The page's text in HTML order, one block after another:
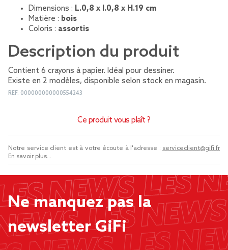
Dimensions : L.0,8 x l.0,8 x H.19 cm
Matière : bois
Coloris : assortis
Description du produit
Contient 6 crayons à papier. Idéal pour dessiner.
Existe en 2 modèles, disponible selon stock en magasin.
REF. 000000000000554243
Ce produit vous plaît ?
Notre service client est à votre écoute à l'adresse : serviceclient@gifi.fr
En savoir plus...
Ne manquez pas la
newsletter GiFi